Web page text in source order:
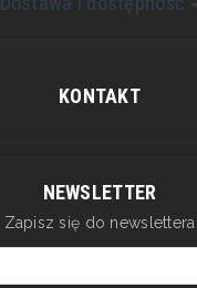
KONTAKT
NEWSLETTER
Zapisz się do newslettera